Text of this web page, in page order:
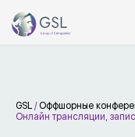
GSL / Оффшорные
Онлайн трансляции,